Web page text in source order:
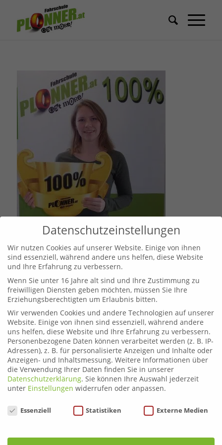
Leoben
Telefon: 03842 44254
Email:fahrschule.leoben@plonner.at
Liezen
Telefon:03612 21222
Email:fahrschule.liezen@plonner.at
Öffnungszeiten
Liezen: Montag bis Donnerstag: 9.00 – 12.00 und 13.00 –
Freitag: 9.00 – 12.00 und 13.00 – 15.00 Uhr
Datenschutzeinstellungen
Wir nutzen Cookies auf unserer Website. Einige von ihnen
sind essenziell, während andere uns helfen, diese Website
und Ihre Erfahrung zu verbessern.
Wenn Sie unter 16 Jahre alt sind und Ihre Zustimmung zu
freiwilligen Diensten geben möchten, müssen Sie Ihre
Erziehungsberechtigten um Erlaubnis bitten.
Wir verwenden Cookies und andere Technologien auf unserer
Website. Einige von ihnen sind essenziell, während andere
uns helfen, diese Website und Ihre Erfahrung zu verbessern.
Personenbezogene Daten können verarbeitet werden (z. B. IP-
Adressen), z. B. für personalisierte Anzeigen und Inhalte oder
Anzeigen- und Inhaltsmessung. Weitere Informationen über
die Verwendung Ihrer Daten finden Sie in unserer
Datenschutzerklärung. Sie können Ihre Auswahl jederzeit
unter Einstellungen widerrufen oder anpassen.
Datenschutzeinstellungen
Essenziell Statistiken Externe Medien